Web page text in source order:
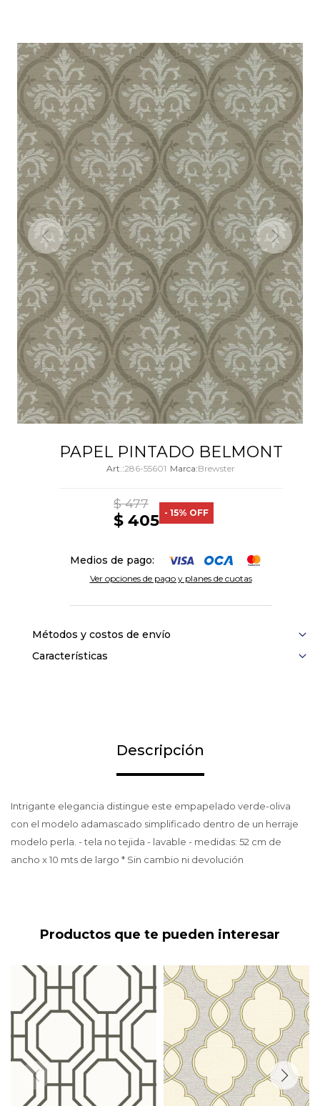
PAPEL PINTADO BELMONT
286-55601 Brewster
$ 405
$ 477
15
Medios de pago:
Ver opciones de pago y planes de cuotas
Métodos y costos de envío
Características
Descripción
Intrigante elegancia distingue este empapelado verde-oliva
con el modelo adamascado simplificado dentro de un herraje
modelo perla. - tela no tejida - lavable - medidas: 52 cm de
ancho x 10 mts de largo * Sin cambio ni devolución
Productos que te pueden interesar